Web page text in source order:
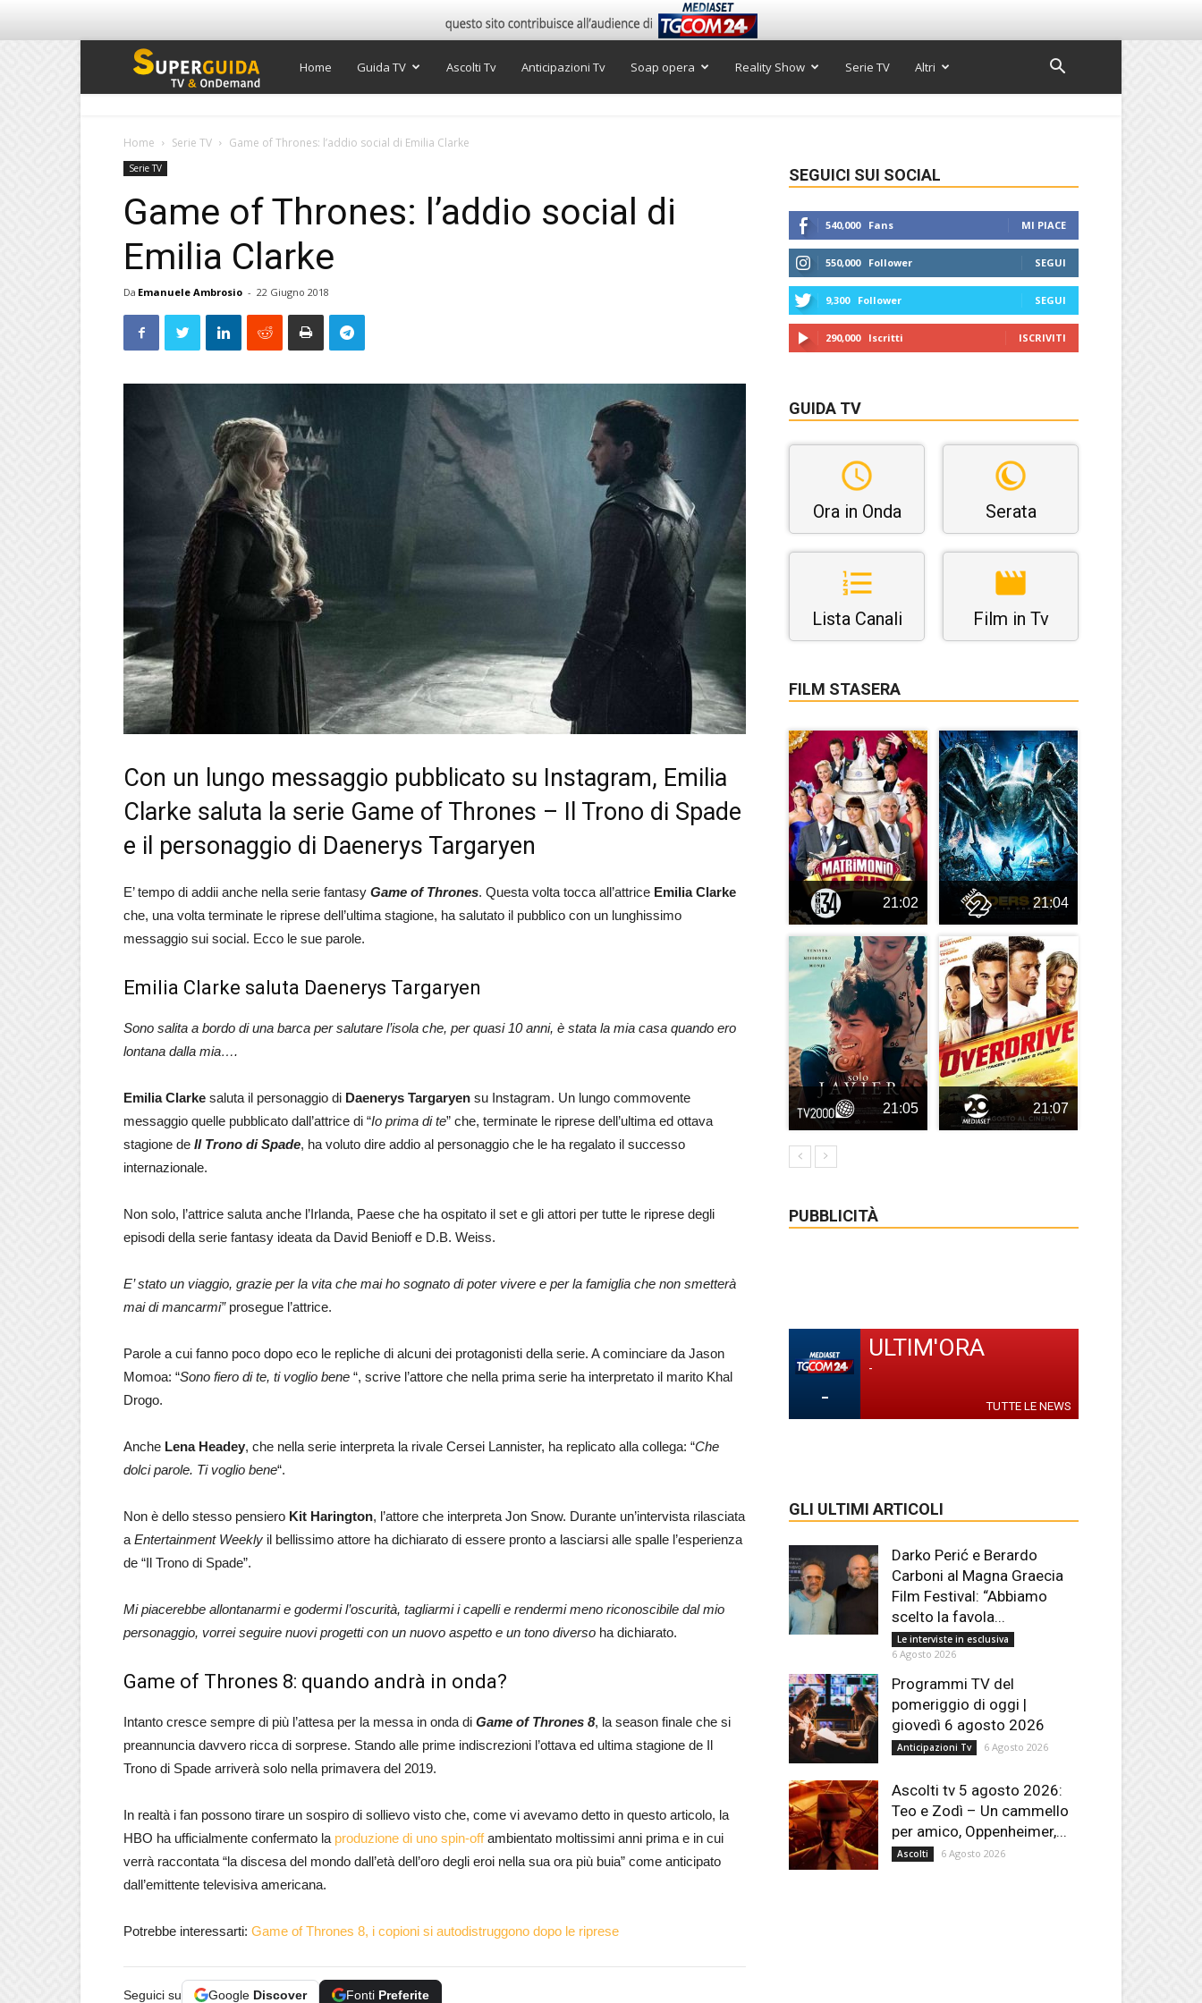
Super
Home Guida TV Ascolti Tv Anticipazioni Tv Soap opera Reality Show Serie TV Altri
Home Serie TV Game of Thrones: l’addio social di Emilia Clarke
Serie TV
Game of Thrones: l’addio social di
Emilia Clarke
Da Emanuele Ambrosio - 22 Giugno 2018
Con un lungo messaggio pubblicato su Instagram, Emilia
Clarke saluta la serie Game of Thrones – Il Trono di Spade
e il personaggio di Daenerys Targaryen
E’ tempo di addii anche nella serie fantasy Game of Thrones. Questa volta tocca all’attrice Emilia Clarke
che, una volta terminate le riprese dell’ultima stagione, ha salutato il pubblico con un lunghissimo
messaggio sui social. Ecco le sue parole.
Emilia Clarke saluta Daenerys Targaryen
Sono salita a bordo di una barca per salutare l’isola che, per quasi 10 anni, è stata la mia casa quando ero
lontana dalla mia….
Emilia Clarke saluta il personaggio di Daenerys Targaryen su Instagram. Un lungo commovente
messaggio quelle pubblicato dall’attrice di “Io prima di te” che, terminate le riprese dell’ultima ed ottava
stagione de Il Trono di Spade, ha voluto dire addio al personaggio che le ha regalato il successo
internazionale.
Non solo, l’attrice saluta anche l’Irlanda, Paese che ha ospitato il set e gli attori per tutte le riprese degli
episodi della serie fantasy ideata da David Benioff e D.B. Weiss.
E’ stato un viaggio, grazie per la vita che mai ho sognato di poter vivere e per la famiglia che non smetterà
mai di mancarmi” prosegue l’attrice.
Parole a cui fanno poco dopo eco le repliche di alcuni dei protagonisti della serie. A cominciare da Jason
Momoa: “Sono fiero di te, ti voglio bene “, scrive l’attore che nella prima serie ha interpretato il marito Khal
Drogo.
Anche Lena Headey, che nella serie interpreta la rivale Cersei Lannister, ha replicato alla collega: “Che
dolci parole. Ti voglio bene“.
Non è dello stesso pensiero Kit Harington, l’attore che interpreta Jon Snow. Durante un’intervista rilasciata
a Entertainment Weekly il bellissimo attore ha dichiarato di essere pronto a lasciarsi alle spalle l’esperienza
de “Il Trono di Spade”.
Mi piacerebbe allontanarmi e godermi l’oscurità, tagliarmi i capelli e rendermi meno riconoscibile dal mio
personaggio, vorrei seguire nuovi progetti con un nuovo aspetto e un tono diverso ha dichiarato.
Game of Thrones 8: quando andrà in onda?
Intanto cresce sempre di più l’attesa per la messa in onda di Game of Thrones 8, la season finale che si
preannuncia davvero ricca di sorprese. Stando alle prime indiscrezioni l’ottava ed ultima stagione de Il
Trono di Spade arriverà solo nella primavera del 2019.
In realtà i fan possono tirare un sospiro di sollievo visto che, come vi avevamo detto in questo articolo, la
HBO ha ufficialmente confermato la produzione di uno spin-offambientato moltissimi anni prima e in cui
verrà raccontata “la discesa del mondo dall’età dell’oro degli eroi nella sua ora più buia” come anticipato
dall’emittente televisiva americana.
Potrebbe interessarti: Game of Thrones 8, i copioni si autodistruggono dopo le riprese
Seguici su Google Discover Fonti Preferite
SEGUICI SUI SOCIAL
540,000 Fans MI PIACE
550,000 Follower SEGUI
9,300 Follower SEGUI
290,000 Iscritti ISCRIVITI
GUIDA TV
Ora in Onda Serata
Lista Canali Film in Tv
FILM STASERA
21:02 21:04
21:05 21:07
PUBBLICITÀ
-
ULTIM'ORA
-
TUTTE LE NEWS
GLI ULTIMI ARTICOLI
Darko Perić e Berardo
Carboni al Magna Graecia
Film Festival: “Abbiamo
scelto la favola...
Le interviste in esclusiva
6 Agosto 2026
Programmi TV del
pomeriggio di oggi |
giovedì 6 agosto 2026
Anticipazioni Tv 6 Agosto 2026
Ascolti tv 5 agosto 2026:
Teo e Zodì – Un cammello
per amico, Oppenheimer,...
Ascolti 6 Agosto 2026